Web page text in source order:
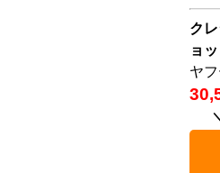
ク
ョ
ヤ